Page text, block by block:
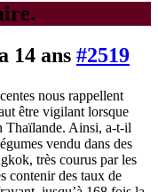
14 ans #2519
nous rappellent
être vigilant lorsque
Thaïlande. Ainsi, a-t-il
vendu dans des
très courus par les
contenir des taux de